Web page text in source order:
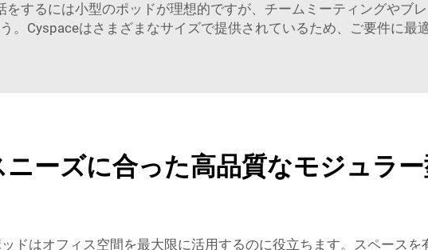
をするには小型のポッドが理想的ですが、チームミーティングやブ
。Cyspaceはさまざまなサイズで提供されているため、ご要件に最
ーズに合った高品質なモジュラ
ドはオフィス空間を最大限に活用するのに役立ちます。スペース